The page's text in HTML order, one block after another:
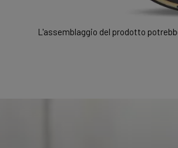
L'assemblaggio del prodotto